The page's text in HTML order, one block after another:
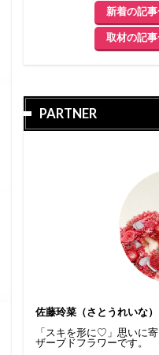
新着の記
取材の記
PARTNER
佐藤玲菜（さとうれいな）
「スキを形に♡」思いに
ザーブドフラワーです。